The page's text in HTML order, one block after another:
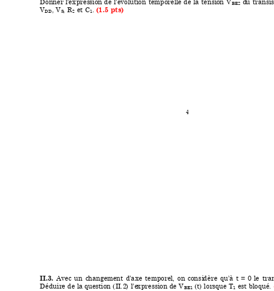
4
Donner l’expression de l’évolution temporelle de la tension V BE2 du transis
VDD, V S, R2 et C1 . (1.5 pts)
II.3. Avec un changement d’axe temporel, on considère qu’à t = 0 le t
Déduire de la question (II.2) l’expression de V BE1 (t) lorsque T1 est bloqué.